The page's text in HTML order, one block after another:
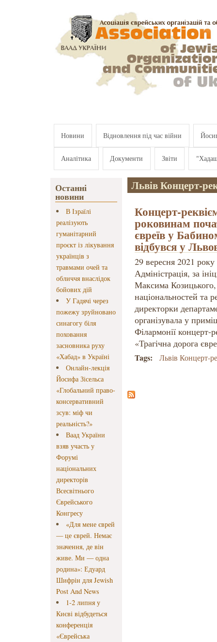
Новини Відновлення під час війни
Аналітика Документи Звіти
Останні
новини
В Ізраїлі
реалізують
гуманітарний
проєкт із лікування
українців з
травмами очей та
обличчя внаслідок
бойових дій
У Гадячі через
пожежу зруйновано
синагогу біля
поховання
засновника руху
«Хабад» в Україні
Онлайн-лекція
Йосифа Зісельса
«Глобальний право-
консервативний
зсув: міф чи
реальність?»
Ваад України
взяв участь у
Форумі
національних
директорів
Всесвітнього
Єврейського
Конгресу
«Для мене єврей
— це єврей. Немає
значення, де він
живе. Ми — одна
родина»: Едуард
Шифрін для Jewish
Post And News
1-2 липня у
Києві відбудеться
конференція
«Єврейська
Львів Концерт-
Концерт-
роковинам
євреїв у
відбувся у
29 вересня 2021
Адміністрація, за
Максима
національностей та
директорки
організувала у
Філармонії концерт-
«Трагічна дорога
Tags: Львів Концерт-